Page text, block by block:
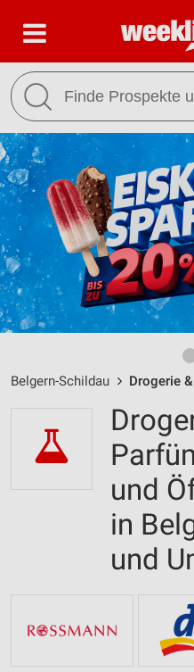
Belgern-Schildau Drogerie &
und
in
und